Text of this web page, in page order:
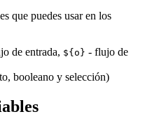
que puedes usar en los
de entrada, ${o} - flujo de
booleano y selección)